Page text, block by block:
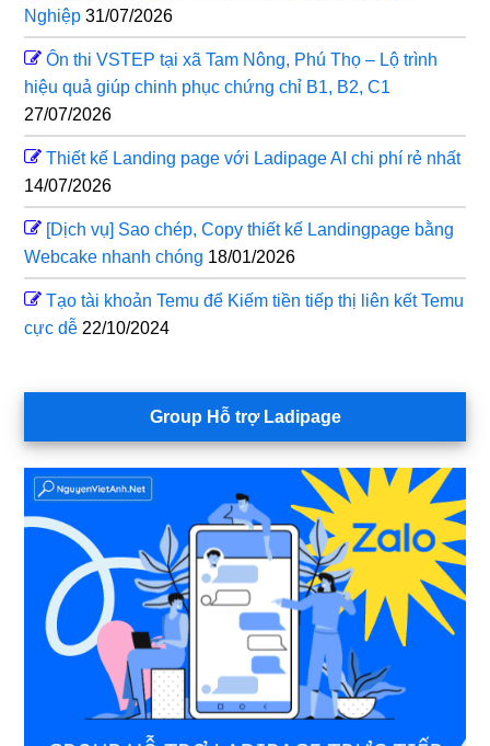
Nghiệp 31/07/2026
Ôn thi VSTEP tại xã Tam Nông, Phú Thọ – Lộ trình
hiệu quả giúp chinh phục chứng chỉ B1, B2, C1
27/07/2026
Thiết kế Landing page với Ladipage AI chi phí rẻ nhất
14/07/2026
[Dịch vụ] Sao chép, Copy thiết kế Landingpage bằng
Webcake nhanh chóng 18/01/2026
Tạo tài khoản Temu để Kiếm tiền tiếp thị liên kết Temu
cực dễ 22/10/2024
Group Hỗ trợ Ladipage